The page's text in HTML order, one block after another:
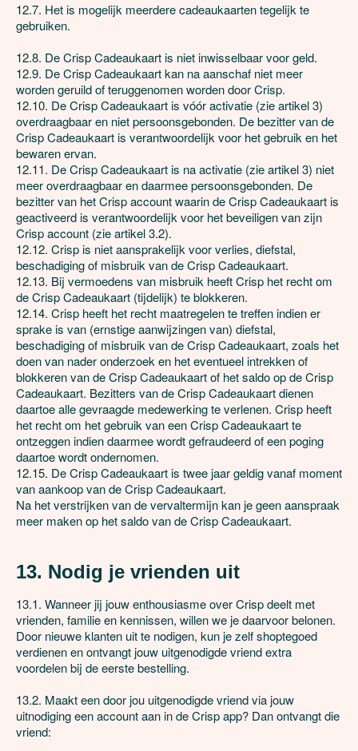
12.7. Het is mogelijk meerdere cadeaukaarten tegelijk te
gebruiken.
12.8. De Crisp Cadeaukaart is niet inwisselbaar voor geld.
12.9. De Crisp Cadeaukaart kan na aanschaf niet meer
worden geruild of teruggenomen worden door Crisp.
12.10. De Crisp Cadeaukaart is vóór activatie (zie artikel 3)
overdraagbaar en niet persoonsgebonden. De bezitter van de
Crisp Cadeaukaart is verantwoordelijk voor het gebruik en het
bewaren ervan.
12.11. De Crisp Cadeaukaart is na activatie (zie artikel 3) niet
meer overdraagbaar en daarmee persoonsgebonden. De
bezitter van het Crisp account waarin de Crisp Cadeaukaart is
geactiveerd is verantwoordelijk voor het beveiligen van zijn
Crisp account (zie artikel 3.2).
12.12. Crisp is niet aansprakelijk voor verlies, diefstal,
beschadiging of misbruik van de Crisp Cadeaukaart.
12.13. Bij vermoedens van misbruik heeft Crisp het recht om
de Crisp Cadeaukaart (tijdelijk) te blokkeren.
12.14. Crisp heeft het recht maatregelen te treffen indien er
sprake is van (ernstige aanwijzingen van) diefstal,
beschadiging of misbruik van de Crisp Cadeaukaart, zoals het
doen van nader onderzoek en het eventueel intrekken of
blokkeren van de Crisp Cadeaukaart of het saldo op de Crisp
Cadeaukaart. Bezitters van de Crisp Cadeaukaart dienen
daartoe alle gevraagde medewerking te verlenen. Crisp heeft
het recht om het gebruik van een Crisp Cadeaukaart te
ontzeggen indien daarmee wordt gefraudeerd of een poging
daartoe wordt ondernomen.
12.15. De Crisp Cadeaukaart is twee jaar geldig vanaf moment
van aankoop van de Crisp Cadeaukaart.
Na het verstrijken van de vervaltermijn kan je geen aanspraak
meer maken op het saldo van de Crisp Cadeaukaart.
13. Nodig je vrienden uit
13.1. Wanneer jij jouw enthousiasme over Crisp deelt met
vrienden, familie en kennissen, willen we je daarvoor belonen.
Door nieuwe klanten uit te nodigen, kun je zelf shoptegoed
verdienen en ontvangt jouw uitgenodigde vriend extra
voordelen bij de eerste bestelling.
13.2. Maakt een door jou uitgenodigde vriend via jouw
uitnodiging een account aan in de Crisp app? Dan ontvangt die
vriend: